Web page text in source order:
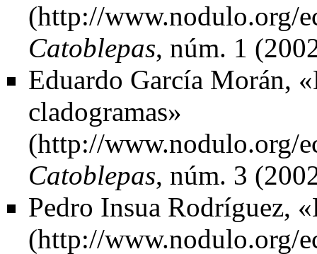
Catoblepas, núm. 1
Eduardo García Morán,
cladogramas»
Catoblepas, núm. 3
Pedro Insua Rodríguez,